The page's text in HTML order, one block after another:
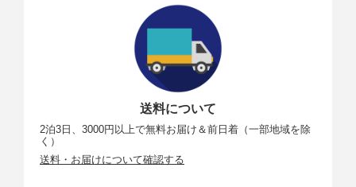
送料について
2泊3日、3000円以上で無料お届け＆前日着（一部地域を除
く）
送料・お届けについて確認する